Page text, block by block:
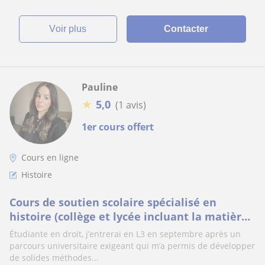
voir plus Contacter
1er cours offert
Pauline
★ 5,0 (1 avis)
Cours en ligne
Histoire
Cours de soutien scolaire spécialisé en
histoire (collège et lycée incluant la matière
générale et la spécialité HGGSP)
Étudiante en droit, j’entrerai en L3 en septembre après un
parcours universitaire exigeant qui m’a permis de développer
de solides méthodes...